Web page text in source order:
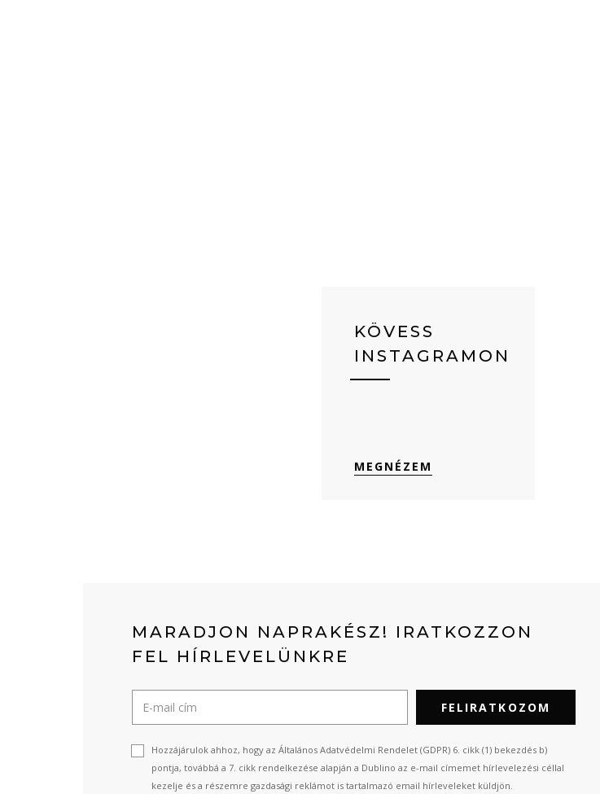
KÖVESS
INSTAGRAMON
MEGNÉZEM
MARADJON NAPRAKÉSZ! IRATKOZZON
FEL HÍRLEVELÜNKRE
FELIRATKOZOM
Hozzájárulok ahhoz, hogy az Általános Adatvédelmi Rendelet (GDPR) 6. cikk (1) bekezdés b)
pontja, továbbá a 7. cikk rendelkezése alapján a Dublino az e-mail címemet hírlevelezési céllal
kezelje és a részemre gazdasági reklámot is tartalmazó email hírleveleket küldjön.